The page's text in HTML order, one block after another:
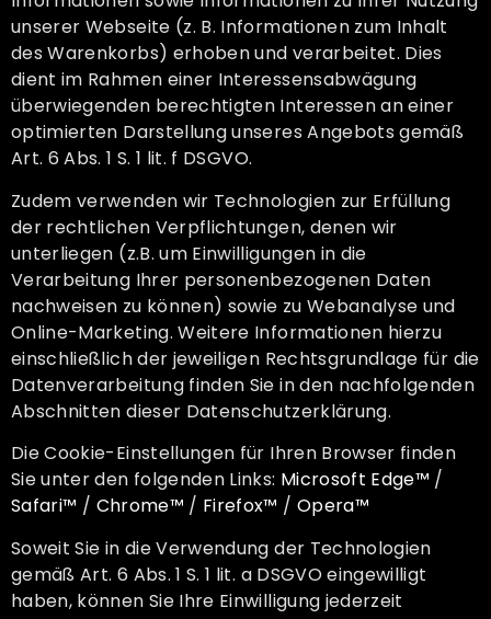
unserer Webseite (z. B. Informationen zum Inhalt
des Warenkorbs) erhoben und verarbeitet. Dies
dient im Rahmen einer Interessensabwägung
überwiegenden berechtigten Interessen an einer
optimierten Darstellung unseres Angebots gemäß
Art. 6 Abs. 1 S. 1 lit. f DSGVO.
Zudem verwenden wir Technologien zur Erfüllung
der rechtlichen Verpflichtungen, denen wir
unterliegen (z.B. um Einwilligungen in die
Verarbeitung Ihrer personenbezogenen Daten
nachweisen zu können) sowie zu Webanalyse und
Online-Marketing. Weitere Informationen hierzu
einschließlich der jeweiligen Rechtsgrundlage für die
Datenverarbeitung finden Sie in den nachfolgenden
Abschnitten dieser Datenschutzerklärung.
Die Cookie-Einstellungen für Ihren Browser finden
Sie unter den folgenden Links: Microsoft Edge™ /
Safari™ / Chrome™ / Firefox™ / Opera™
Soweit Sie in die Verwendung der Technologien
gemäß Art. 6 Abs. 1 S. 1 lit. a DSGVO eingewilligt
haben, können Sie Ihre Einwilligung jederzeit